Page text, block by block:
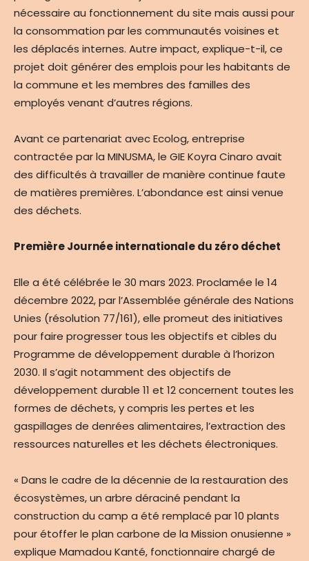
nécessaire au fonctionnement du site mais aussi pour
la consommation par les communautés voisines et
les déplacés internes. Autre impact, explique-t-il, ce
projet doit générer des emplois pour les habitants de
la commune et les membres des familles des
employés venant d’autres régions.
Avant ce partenariat avec Ecolog, entreprise
contractée par la MINUSMA, le GIE Koyra Cinaro avait
des difficultés à travailler de manière continue faute
de matières premières. L’abondance est ainsi venue
des déchets.
Première Journée internationale du zéro déchet
Elle a été célébrée le 30 mars 2023. Proclamée le 14
décembre 2022, par l’Assemblée générale des Nations
Unies (résolution 77/161), elle promeut des initiatives
pour faire progresser tous les objectifs et cibles du
Programme de développement durable à l’horizon
2030. Il s’agit notamment des objectifs de
développement durable 11 et 12 concernent toutes les
formes de déchets, y compris les pertes et les
gaspillages de denrées alimentaires, l’extraction des
ressources naturelles et les déchets électroniques.
« Dans le cadre de la décennie de la restauration des
écosystèmes, un arbre déraciné pendant la
construction du camp a été remplacé par 10 plants
pour étoffer le plan carbone de la Mission onusienne »
explique Mamadou Kanté, fonctionnaire chargé de